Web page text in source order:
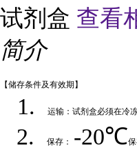
试剂盒 查看
简介
【储存条件及有效期】
1.运输：试剂盒必须在冷
2.保存： -20℃